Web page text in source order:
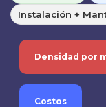
Instalación +
Densidad por
Costos